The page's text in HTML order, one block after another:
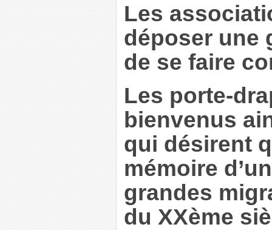
Les
déposer une
de se faire
Les porte-
bienvenus
qui désirent
mémoire
grandes
du XXème